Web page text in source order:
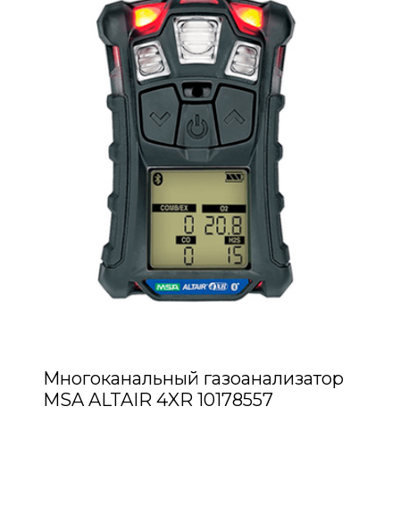
Многоканальный газоанализатор
MSA ALTAIR 4XR 10178557